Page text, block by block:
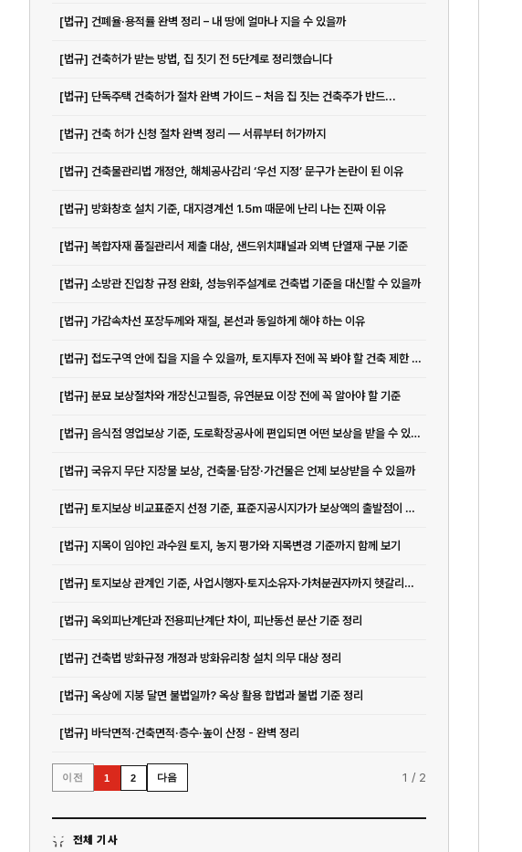
[법규] 건폐율·용적률 완벽 정리 – 내 땅에 얼마나 지을 수 있을까
[법규] 건축허가 받는 방법, 집 짓기 전 5단계로 정리했습니다
[법규] 단독주택 건축허가 절차 완벽 가이드 – 처음 집 짓는 건축주가 반드...
[법규] 건축 허가 신청 절차 완벽 정리 — 서류부터 허가까지
[법규] 건축물관리법 개정안, 해체공사감리 ‘우선 지정’ 문구가 논란이 된 이유
[법규] 방화창호 설치 기준, 대지경계선 1.5m 때문에 난리 나는 진짜 이유
[법규] 복합자재 품질관리서 제출 대상, 샌드위치패널과 외벽 단열재 구분 기준
[법규] 소방관 진입창 규정 완화, 성능위주설계로 건축법 기준을 대신할 수 있을까
[법규] 가감속차선 포장두께와 재질, 본선과 동일하게 해야 하는 이유
[법규] 접도구역 안에 집을 지을 수 있을까, 토지투자 전에 꼭 봐야 할 건축 제한 기준
[법규] 분묘 보상절차와 개장신고필증, 유연분묘 이장 전에 꼭 알아야 할 기준
[법규] 음식점 영업보상 기준, 도로확장공사에 편입되면 어떤 보상을 받을 수 있을까
[법규] 국유지 무단 지장물 보상, 건축물·담장·가건물은 언제 보상받을 수 있을까
[법규] 토지보상 비교표준지 선정 기준, 표준지공시지가가 보상액의 출발점이 되는 이유
[법규] 지목이 임야인 과수원 토지, 농지 평가와 지목변경 기준까지 함께 보기
[법규] 토지보상 관계인 기준, 사업시행자·토지소유자·가처분권자까지 헷갈리는 지점 정리
[법규] 옥외피난계단과 전용피난계단 차이, 피난동선 분산 기준 정리
[법규] 건축법 방화규정 개정과 방화유리창 설치 의무 대상 정리
[법규] 옥상에 지붕 달면 불법일까? 옥상 활용 합법과 불법 기준 정리
[법규] 바닥면적·건축면적·층수·높이 산정 - 완벽 정리
이전 1 2 다음 1 / 2
전체 기사